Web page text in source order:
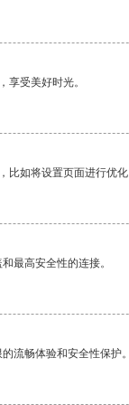
享受美好时光。
比如将设置页面进行优
最高安全性的连接。
流畅体验和安全性保护